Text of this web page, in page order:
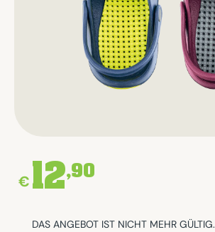
DAS ANGEBOT IST NICHT MEHR GÜLTIG.
€12,90